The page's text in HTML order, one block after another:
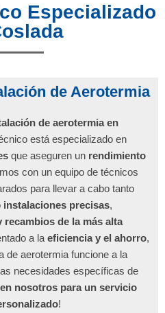
Especializado
de Aerotermia
de aerotermia en
está especializado en
que aseguren un rendimiento
con un equipo de técnicos
para llevar a cabo tanto
instalaciones precisas,
recambios de la más alta
a la eficiencia y el ahorro,
de aerotermia funcione a la
necesidades específicas de
en nosotros para un servicio
!